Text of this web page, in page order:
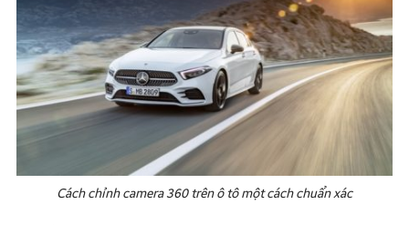
Cách chỉnh camera 360 trên ô tô một cách chuẩn xác